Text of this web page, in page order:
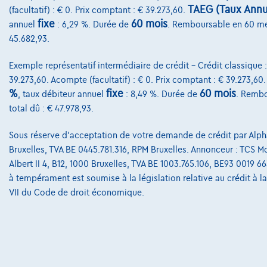
(facultatif) : € 0. Prix comptant : € 39.273,60. TAEG (Taux
annuel fixe : 6,29 %. Durée de 60 mois . Remboursable en 60
45.682,93.
Exemple représentatif intermédiaire de crédit – Crédit classique
39.273,60. Acompte (facultatif) : € 0. Prix comptant : €
% , taux débiteur annuel fixe : 8,49 %. Durée de 60 mois .
total dû : € 47.978,93.
Sous réserve d'acceptation de votre demande de crédit par
Bruxelles, TVA BE 0445.781.316, RPM Bruxelles. Annonceur :
Albert II 4, B12, 1000 Bruxelles, TVA BE 1003.765.106, BE93 0019
à tempérament est soumise à la législation relative au crédit à
VII du Code de droit économique.